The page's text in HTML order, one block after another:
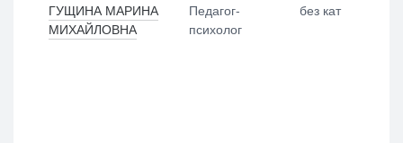
ГУЩИНА МАРИНА
МИХАЙЛОВНА
Педагог-
психолог
без кат